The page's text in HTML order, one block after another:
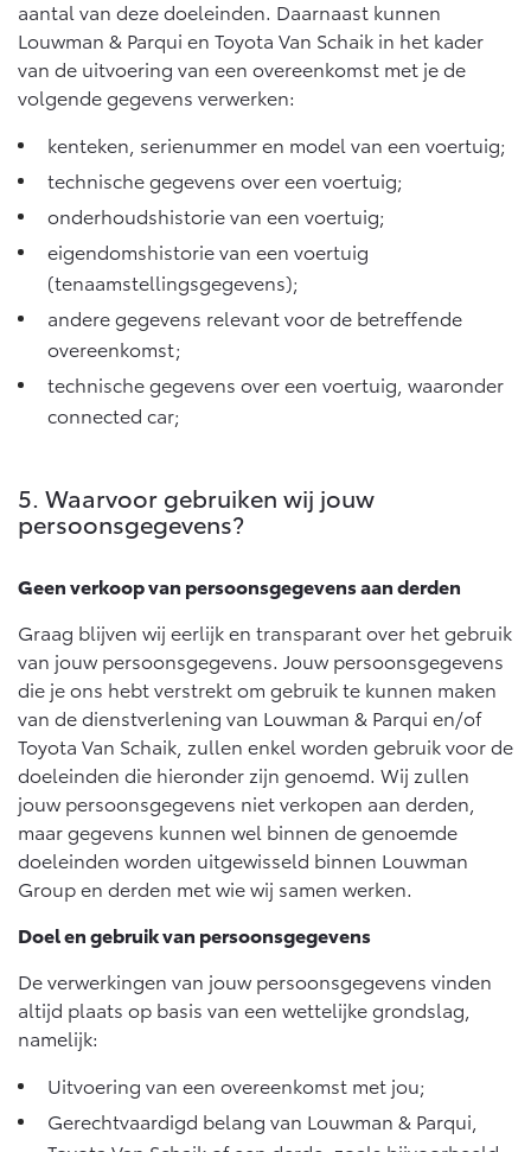
aantal van deze doeleinden. Daarnaast kunnen
Louwman & Parqui en Toyota Van Schaik in het kader
van de uitvoering van een overeenkomst met je de
volgende gegevens verwerken:
kenteken, serienummer en model van een voertuig;
technische gegevens over een voertuig;
onderhoudshistorie van een voertuig;
eigendomshistorie van een voertuig
(tenaamstellingsgegevens);
andere gegevens relevant voor de betreffende
overeenkomst;
technische gegevens over een voertuig, waaronder
connected car;
5. Waarvoor gebruiken wij jouw
persoonsgegevens?
Geen verkoop van persoonsgegevens aan derden
Graag blijven wij eerlijk en transparant over het gebruik
van jouw persoonsgegevens. Jouw persoonsgegevens
die je ons hebt verstrekt om gebruik te kunnen maken
van de dienstverlening van Louwman & Parqui en/of
Toyota Van Schaik, zullen enkel worden gebruik voor de
doeleinden die hieronder zijn genoemd. Wij zullen
jouw persoonsgegevens niet verkopen aan derden,
maar gegevens kunnen wel binnen de genoemde
doeleinden worden uitgewisseld binnen Louwman
Group en derden met wie wij samen werken.
Doel en gebruik van persoonsgegevens
De verwerkingen van jouw persoonsgegevens vinden
altijd plaats op basis van een wettelijke grondslag,
namelijk:
Uitvoering van een overeenkomst met jou;
Gerechtvaardigd belang van Louwman & Parqui,